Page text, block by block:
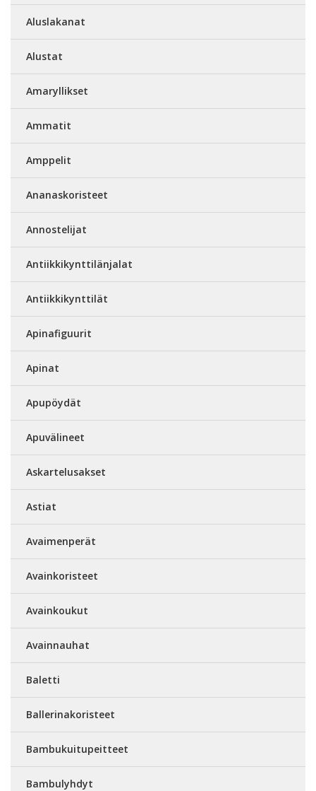
Aluslakanat
Alustat
Amaryllikset
Ammatit
Amppelit
Ananaskoristeet
Annostelijat
Antiikkikynttilänjalat
Antiikkikynttilät
Apinafiguurit
Apinat
Apupöydät
Apuvälineet
Askartelusakset
Astiat
Avaimenperät
Avainkoristeet
Avainkoukut
Avainnauhat
Baletti
Ballerinakoristeet
Bambukuitupeitteet
Bambulyhdyt